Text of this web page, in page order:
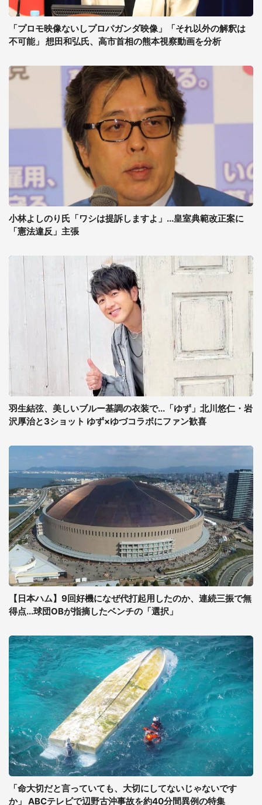
「プロモ映像ないしプロパガンダ映像」「それ以外の解釈は
不可能」 想田和弘氏、高市首相の熊本視察動画を分析
小林よしのり氏「ワシは提訴しますよ」...皇室典範改正案に
「憲法違反」主張
羽生結弦、美しいブルー基調の衣装で...「ゆず」北川悠仁・岩
沢厚治と3ショット ゆず×ゆづコラボにファン歓喜
【日本ハム】9回好機になぜ代打起用したのか、連続三振で無
得点...球団OBが指摘したベンチの「選択」
「命大切だと言っていても、大切にしてないじゃないです
か」 ABCテレビで辺野古沖事故を約40分間異例の特集